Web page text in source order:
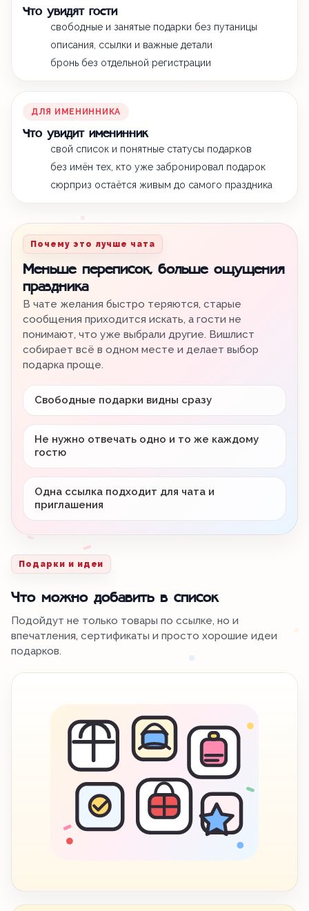
Что увидят гости
свободные и занятые подарки без путаницы
описания, ссылки и важные детали
бронь без отдельной регистрации
ДЛЯ ИМЕНИННИКА
Что увидит именинник
свой список и понятные статусы подарков
без имён тех, кто уже забронировал подарок
сюрприз остаётся живым до самого праздника
Почему это лучше чата
Меньше переписок, больше ощущения
праздника
В чате желания быстро теряются, старые
сообщения приходится искать, а гости не
понимают, что уже выбрали другие. Вишлист
собирает всё в одном месте и делает выбор
подарка проще.
Свободные подарки видны сразу
Не нужно отвечать одно и то же каждому
гостю
Одна ссылка подходит для чата и
приглашения
Подарки и идеи
Что можно добавить в список
Подойдут не только товары по ссылке, но и
впечатления, сертификаты и просто хорошие идеи
подарков.